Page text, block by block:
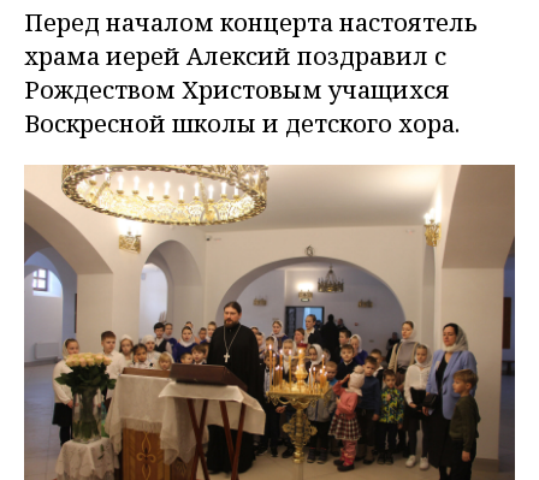
Перед началом концерта настоятель
храма иерей Алексий поздравил с
Рождеством Христовым учащихся
Воскресной школы и детского хора.